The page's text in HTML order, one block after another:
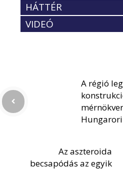
HÁTTÉR
VIDEÓ
A régió
Az aszteroida
becsapódás az egyik